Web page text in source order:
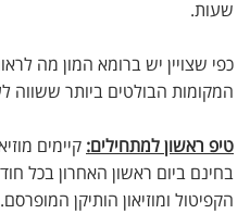
שעות.
כפי שצויין יש ברומא המון מה
המקומות הבולטים ביותר ששווה
טיפ ראשון למתחילים: קיימים
בחינם ביום ראשון האחרון בכל
הקפיטול ומוזיאון הותיקן המופרסם.